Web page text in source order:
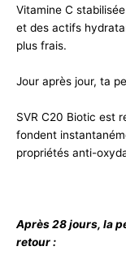
Vitamine C
et des actifs
plus frais.
Jour après jour, ta
SVR C20 Biotic est
fondent
propriétés anti-
Après 28 jours, la
retour :